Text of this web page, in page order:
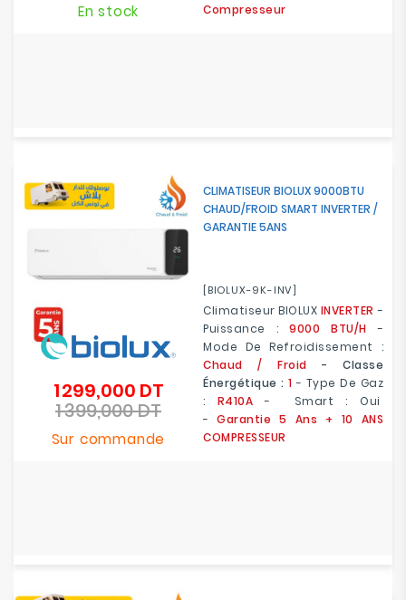
Compresseur
En stock
CLIMATISEUR BIOLUX 9000BTU
CHAUD/FROID SMART INVERTER /
GARANTIE 5ANS
[BIOLUX-9K-INV]
Climatiseur BIOLUX INVERTER-
Puissance :
9000 BTU/H -
Mode De Refroidissement :
Chaud / Froid - Classe
Énergétique : 1 - Type De Gaz
: R410A- Smart : Oui
-
Garantie 5 Ans + 10 ANS
COMPRESSEUR
1 299,000 DTPrix
1 399,000 DTPrix
Sur commande